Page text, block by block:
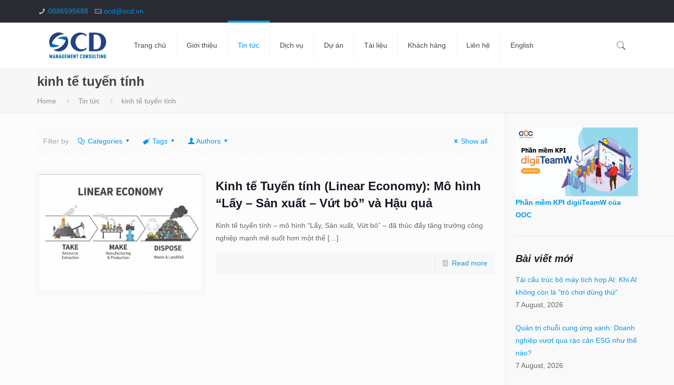
0886595688 ocd@ocd.vn
Trang chủ Giới thiệu Tin tức Dịch vụ Dự án Tài liệu Khách hàng Liên hệ English
kinh tế tuyến tính
Home Tin tức kinh tế tuyến tính
Filter by Categories Tags Authors Show all
Kinh tế Tuyến tính (Linear Economy): Mô hình
“Lấy – Sản xuất – Vứt bỏ” và Hậu quả
Kinh tế tuyến tính – mô hình “Lấy, Sản xuất, Vứt bỏ” – đã thúc đẩy tăng trưởng công
nghiệp mạnh mẽ suốt hơn một thế […]
Read more
Phần mềm KPI digiiTeamW của
OOC
Bài viết mới
Tái cấu trúc bộ máy tích hợp AI: Khi AI
không còn là “trò chơi dùng thử”
7 August, 2026
Quản trị chuỗi cung ứng xanh: Doanh
nghiệp vượt qua rào cản ESG như thế
nào?
7 August, 2026